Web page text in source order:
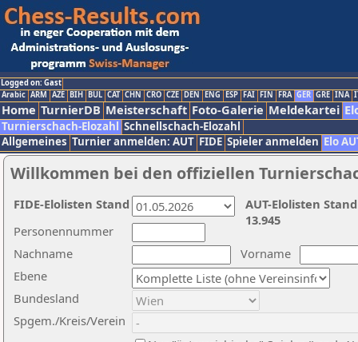
Logged on: Gast
Arabic ARM AZE BIH BUL CAT CHN CRO CZE DEN ENG ESP FAI FIN FRA GER GRE INA
Home TurnierDB Meisterschaft Foto-Galerie Meldekartei
Turnierschach-Elozahl Schnellschach-Elozahl
Allgemeines Turnier anmelden: AUT FIDE Spieler anmelden Elo
Willkommen bei den offiziellen
Nachname
Vorname
Ebene
Personennummer
Bundesland
Spgem./Kreis/Verein
AUT-Elolisten
13.945
FIDE-Elolisten Stand